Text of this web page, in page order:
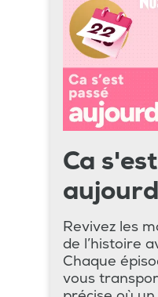
Ca
Revivez les
de l’histoire
Chaque
vous